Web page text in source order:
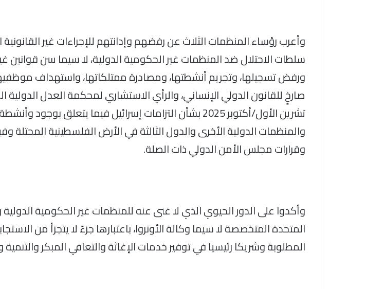
وأعرب رؤساء المنظمات الثلاث عن رفضهم وإدانتهم للإجراءات غير القانونية
سلطات الاحتلال ضد المنظمات غير الحكومية الدولية، لا سيما سن قوانين
ورفض تسجيلها، وتجريم أنشطتها، ومصادرة ممتلكاتها، واستهداف
تشرين الأول/أكتوبر 2025 بشأن التزامات إسرائيل فيما يتعلق بوجود
والمنظمات الدولية الأخرى والدول الثالثة في الأرض الفلسطينية المحتلة
وقرارات مجلس الأمن الدولي ذات الصلة.
وأكدوا على الدور الحيوي الذي لا غنى عنه للمنظمات غير الحكومية
المتحدة المتخصصة لا سيما وكالة الأونروا، باعتبارها جزءً لا يتجزأ من
المطلوبة وشريكا رئيسيا في توفير خدمات الإغاثة والتعافي المبكر والتنمية